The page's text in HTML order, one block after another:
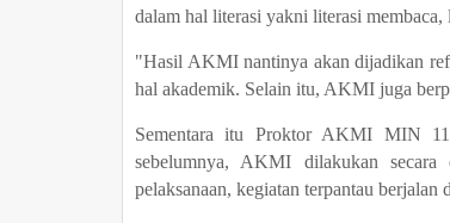
dalam hal literasi yakni literasi
"Hasil AKMI nantinya akan dijadikan
hal akademik. Selain itu, AKMI juga
Sementara itu Proktor AKMI MIN
sebelumnya, AKMI dilakukan
pelaksanaan, kegiatan terpantau berjalan